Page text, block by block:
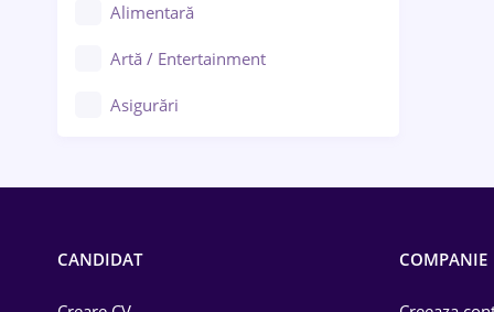
Alimentară
Artă / Entertainment
Asigurări
CANDIDAT COMPANIE